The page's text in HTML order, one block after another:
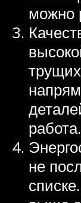
можно
работа.
не